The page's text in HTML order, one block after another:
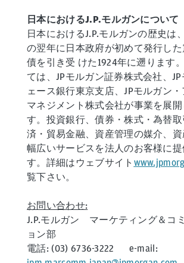
日本におけるJ.P.モルガンについて
日本におけるJ.P.モルガンの歴史は
の翌年に日本政府が初めて発行し
債を引き受 けた1924年に遡ります
ては、JPモルガン証券株式会社、
ェース銀行東京支店、JPモルガン・
マネジメント株式会社が事業を展開
す。投資銀行、債券・株式・為替
済・貿易金融、資産管理の媒介、
幅広いサービスを法人のお客様に提
す。詳細はウェブサイト
覧下さい。
お問い合わせ:
J.P.モルガン マーケティング＆コ
ョン部
電話: (03) 6736-3222 e-mail: